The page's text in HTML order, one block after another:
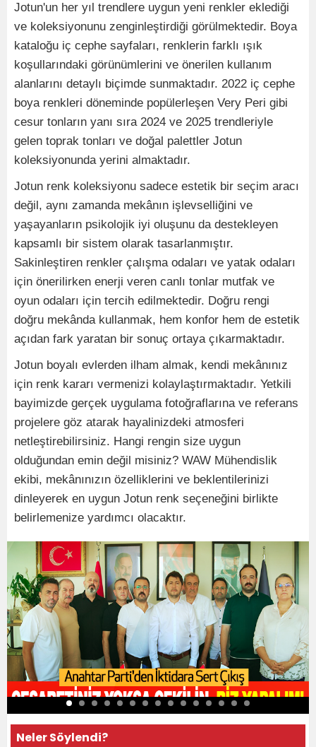
Jotun'un her yıl trendlere uygun yeni renkler eklediği
ve koleksiyonunu zenginleştirdiği görülmektedir. Boya
kataloğu iç cephe sayfaları, renklerin farklı ışık
koşullarındaki görünümlerini ve önerilen kullanım
alanlarını detaylı biçimde sunmaktadır. 2022 iç cephe
boya renkleri döneminde popülerleşen Very Peri gibi
cesur tonların yanı sıra 2024 ve 2025 trendleriyle
gelen toprak tonları ve doğal palettler Jotun
koleksiyonunda yerini almaktadır.
Jotun renk koleksiyonu sadece estetik bir seçim aracı
değil, aynı zamanda mekânın işlevselliğini ve
yaşayanların psikolojik iyi oluşunu da destekleyen
kapsamlı bir sistem olarak tasarlanmıştır.
Sakinleştiren renkler çalışma odaları ve yatak odaları
için önerilirken enerji veren canlı tonlar mutfak ve
oyun odaları için tercih edilmektedir. Doğru rengi
doğru mekânda kullanmak, hem konfor hem de estetik
açıdan fark yaratan bir sonuç ortaya çıkarmaktadır.
Jotun boyalı evlerden ilham almak, kendi mekânınız
için renk kararı vermenizi kolaylaştırmaktadır. Yetkili
bayimizde gerçek uygulama fotoğraflarına ve referans
projelere göz atarak hayalinizdeki atmosferi
netleştirebilirsiniz. Hangi rengin size uygun
olduğundan emin değil misiniz? WAW Mühendislik
ekibi, mekânınızın özelliklerini ve beklentilerinizi
dinleyerek en uygun Jotun renk seçeneğini birlikte
belirlemenize yardımcı olacaktır.
Neler Söylendi?